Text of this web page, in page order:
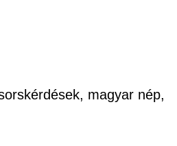
magyar nép,